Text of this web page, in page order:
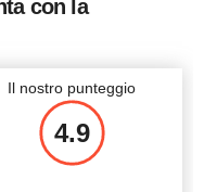
con la
Il nostro punteggio
4.9